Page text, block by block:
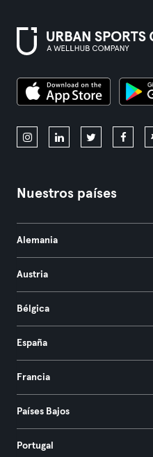
Nuestros países
Alemania
Austria
Bélgica
España
Francia
Países Bajos
Portugal